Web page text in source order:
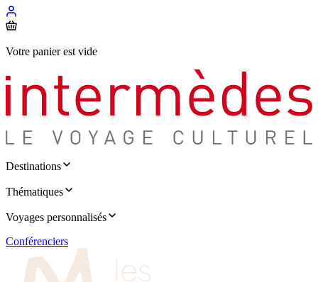
Votre panier est vide
Destinations
Thématiques
Voyages personnalisés
Conférenciers